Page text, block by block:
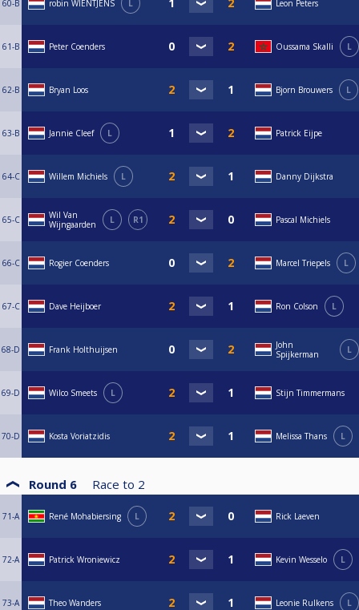
60-B robin WIENTJENS L Leon Peters
61-B Peter Coenders Oussama Skalli L
62-B Bryan Loos Bjorn Brouwers L
63-B Jannie Cleef L Patrick Eijpe
64-C Willem Michiels L Danny Dijkstra
65-C
Wil Van
Wijngaarden
L R1 Pascal Michiels
66-C Rogier Coenders Marcel Triepels L
67-C Dave Heijboer Ron Colson L
68-D Frank Holthuijsen
John
Spijkerman
L
69-D Wilco Smeets L Stijn Timmermans
70-D Kosta Voriatzidis Melissa Thans L
Round 6 Race to 2
71-A René Mohabiersing L Rick Laeven
72-A Patrick Wroniewicz Kevin Wesselo L
73-A Theo Wanders Leonie Rulkens L